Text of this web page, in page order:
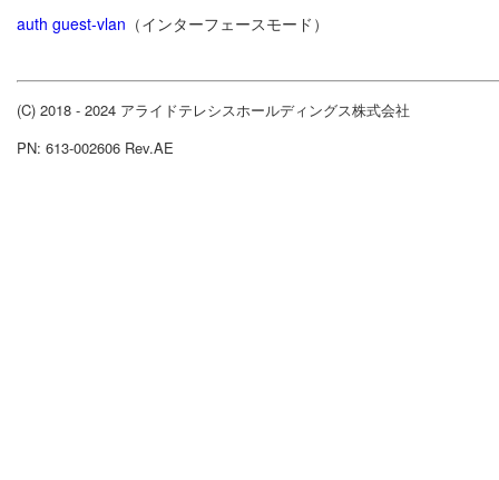
auth guest-vlan （インターフェースモード）
(C) 2018 - 2024 アライドテレシスホールディングス株式会社
PN: 613-002606 Rev.AE